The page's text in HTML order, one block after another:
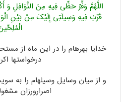
اللَّهُمَّ وَفِّرْ حَظِّی فِیهِ مِنَ النَّوَافِلِ وَ
قَرِّبْ فِیهِ وَسِیلَتِی إِلَیْکَ مِنْ بَیْنِ
خدایا بهره‏ام را در این ماه از
درخواستها
و از میان وسایل وسیله‏ام را به
اصرارورزان